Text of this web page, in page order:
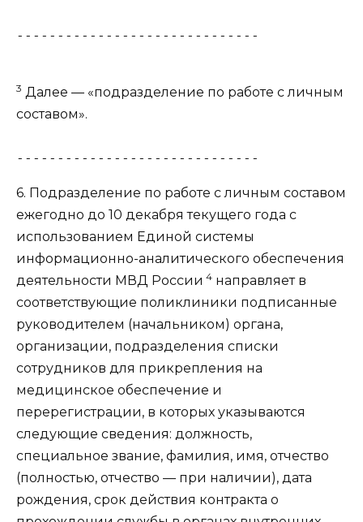
------------------------------
3 Далее — «подразделение по работе с личным
составом».
------------------------------
6. Подразделение по работе с личным составом
ежегодно до 10 декабря текущего года с
использованием Единой системы
информационно-аналитического обеспечения
деятельности МВД России 4 направляет в
соответствующие поликлиники подписанные
руководителем (начальником) органа,
организации, подразделения списки
сотрудников для прикрепления на
медицинское обеспечение и
перерегистрации, в которых указываются
следующие сведения: должность,
специальное звание, фамилия, имя, отчество
(полностью, отчество — при наличии), дата
рождения, срок действия контракта о